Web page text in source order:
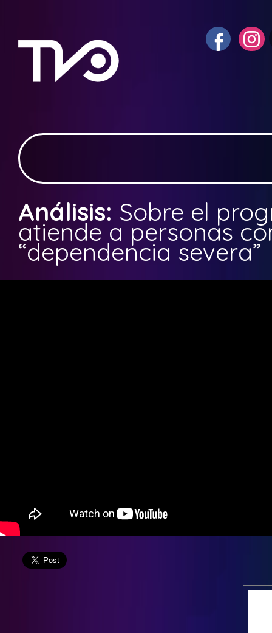
Análisis: Sobre el
atiende a personas
“dependencia severa”